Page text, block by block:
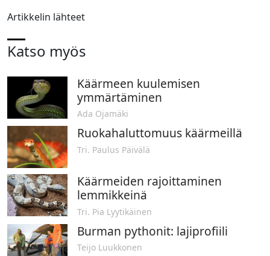
Artikkelin lähteet
Katso myös
Käärmeen kuulemisen
ymmärtäminen
Ada Ojamäki
Ruokahaluttomuus käärmeillä
Tri. Paulus Päivälä
Käärmeiden rajoittaminen
lemmikkeinä
Tri. Pia Lyytikäinen
Burman pythonit: lajiprofiili
Teijo Luukkonen